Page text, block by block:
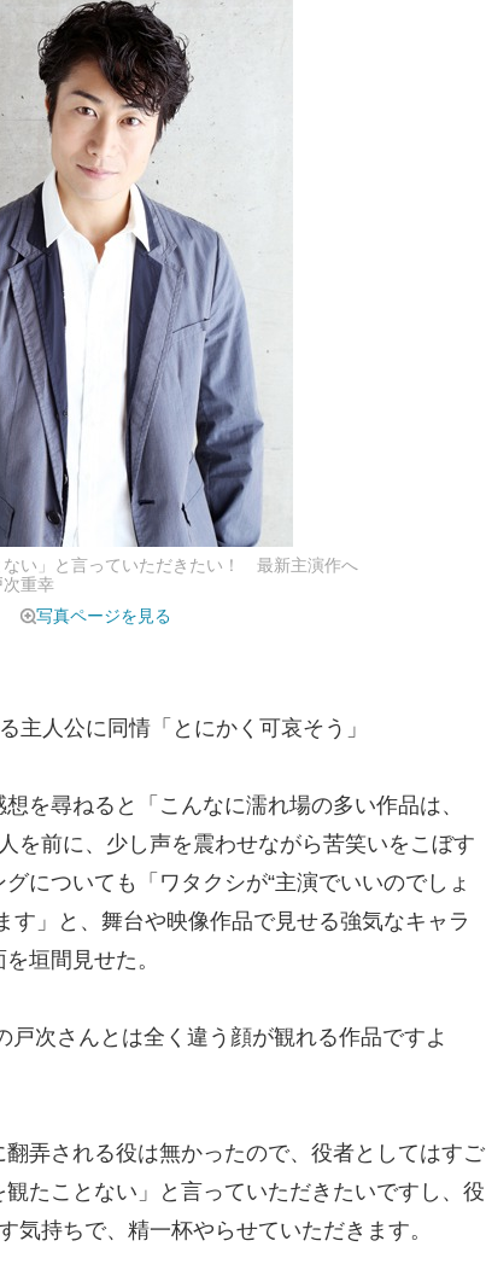
ない」と言っていただきたい！ 最新主演作へ
重幸
写真ページを見る
主人公に同情「とにかく可哀そう」
を尋ねると「こんなに濡れ場の多い作品は、
を前に、少し声を震わせながら苦笑いをこぼす
についても「ワタクシが“主演でいいのでしょ
す」と、舞台や映像作品で見せる強気なキャラ
垣間見せた。
次さんとは全く違う顔が観れる作品ですよ
弄される役は無かったので、役者としてはすご
たことない」と言っていただきたいですし、役
気持ちで、精一杯やらせていただきます。